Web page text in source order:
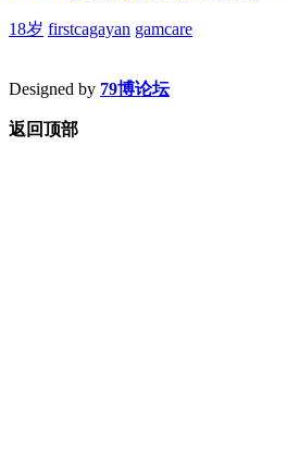
18岁 firstcagayan gamcare
Designed by 79博论坛
返回顶部